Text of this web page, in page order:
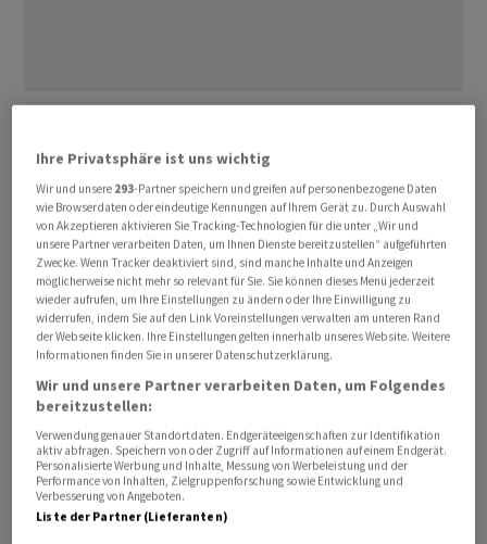
Bitstamp 73'328 US-Dollar. Am Vortag hatte der
Bitcoinbis auf 72'622 Dollar und damit auf den
niedrigsten Stand seit dem 13. April.
Hoffnungen auf ein baldiges Ende des Iran-Kriegs
bestätigten sich zuletzt nicht. Die Lage verschärfte sich
sogar wieder. Das US-Militär hat nahe der Strasse von
Hormus eine iranische Stellung angegriffen, von der aus
Drohnen gesteuert wurden.
«Die erneuten militärischen Spannungen im
Nahostkonflikt schüren neue Unsicherheit»,
kommentierte Timo Emden, Analyst bei Emden
Research. «Anleger stecken im Klammergriff
Ihre Privatsphäre ist uns wichtig
Wir und unsere 293-Partner speichern und greifen auf personenbezogene Daten
wie Browserdaten oder eindeutige Kennungen auf Ihrem Gerät zu. Durch Auswahl
von Akzeptieren aktivieren Sie Tracking-Technologien für die unter „Wir und
unsere Partner verarbeiten Daten, um Ihnen Dienste bereitzustellen“ aufgeführten
Zwecke. Wenn Tracker deaktiviert sind, sind manche Inhalte und Anzeigen
möglicherweise nicht mehr so relevant für Sie. Sie können dieses Menü jederzeit
wieder aufrufen, um Ihre Einstellungen zu ändern oder Ihre Einwilligung zu
widerrufen, indem Sie auf den Link Voreinstellungen verwalten am unteren Rand
der Webseite klicken. Ihre Einstellungen gelten innerhalb unseres Website. Weitere
Informationen finden Sie in unserer Datenschutzerklärung.
Wir und unsere Partner verarbeiten Daten, um Folgendes
bereitzustellen:
Verwendung genauer Standortdaten. Endgeräteeigenschaften zur Identifikation
aktiv abfragen. Speichern von oder Zugriff auf Informationen auf einem Endgerät.
Personalisierte Werbung und Inhalte, Messung von Werbeleistung und der
Performance von Inhalten, Zielgruppenforschung sowie Entwicklung und
Verbesserung von Angeboten.
Liste der Partner (Lieferanten)